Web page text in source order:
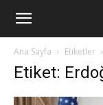
Ana Sayfa Etiketler
Etiket: